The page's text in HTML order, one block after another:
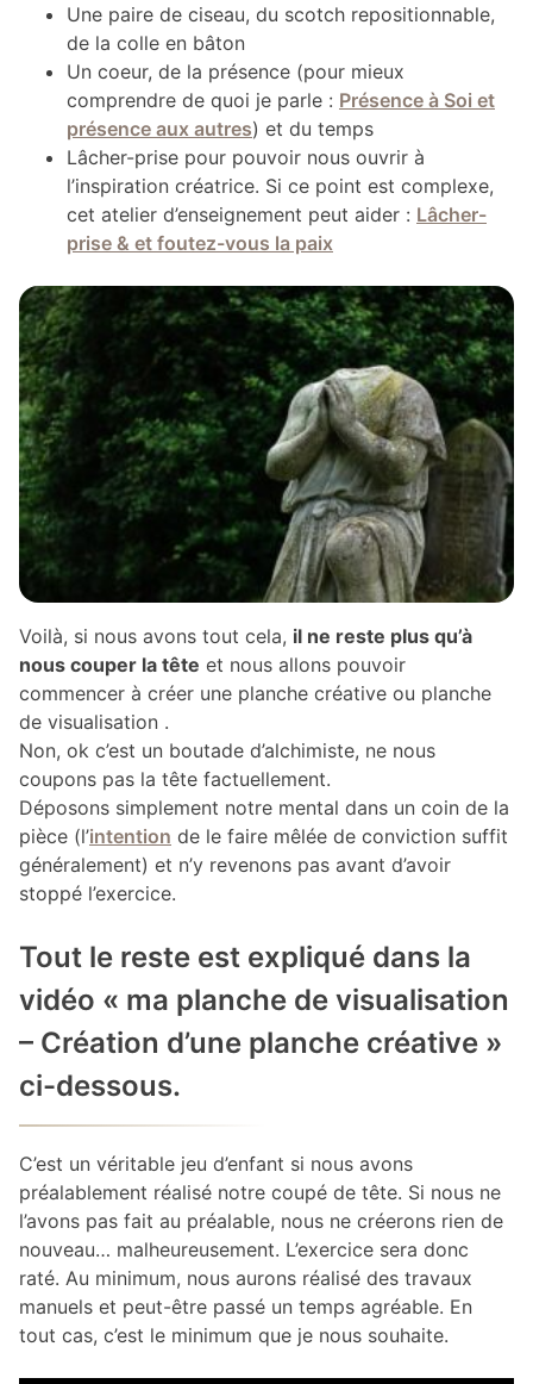
Une paire de ciseau, du scotch repositionnable,
de la colle en bâton
Un coeur, de la présence (pour mieux
comprendre de quoi je parle : Présence à Soi et
présence aux autres) et du temps
Lâcher-prise pour pouvoir nous ouvrir à
l’inspiration créatrice. Si ce point est complexe,
cet atelier d’enseignement peut aider : Lâcher-
prise & et foutez-vous la paix
Voilà, si nous avons tout cela, il ne reste plus qu’à
nous couper la tête et nous allons pouvoir
commencer à créer une planche créative ou planche
de visualisation .
Non, ok c’est un boutade d’alchimiste, ne nous
coupons pas la tête factuellement.
Déposons simplement notre mental dans un coin de la
pièce (l’intention de le faire mêlée de conviction suffit
généralement) et n’y revenons pas avant d’avoir
stoppé l’exercice.
Tout le reste est expliqué dans la
vidéo « ma planche de visualisation
– Création d’une planche créative »
ci-dessous.
C’est un véritable jeu d’enfant si nous avons
préalablement réalisé notre coupé de tête. Si nous ne
l’avons pas fait au préalable, nous ne créerons rien de
nouveau… malheureusement. L’exercice sera donc
raté. Au minimum, nous aurons réalisé des travaux
manuels et peut-être passé un temps agréable. En
tout cas, c’est le minimum que je nous souhaite.